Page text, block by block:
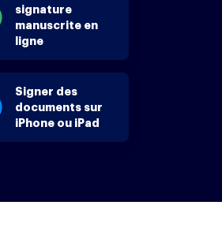
signature
manuscrite en
ligne
Signer des
documents sur
iPhone ou iPad